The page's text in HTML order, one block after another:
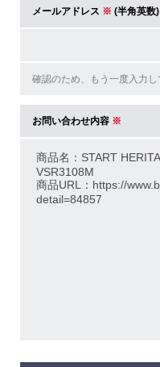
メールアドレス ※ (半角英数)
お問い合わせ内容 ※